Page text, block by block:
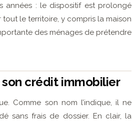
années : le dispositif est prolongé
tout le territoire, y compris la maison
des ménages de prétendre
crédit immobilier
Comme son nom l’indique, il ne
sans frais de dossier. En clair, la